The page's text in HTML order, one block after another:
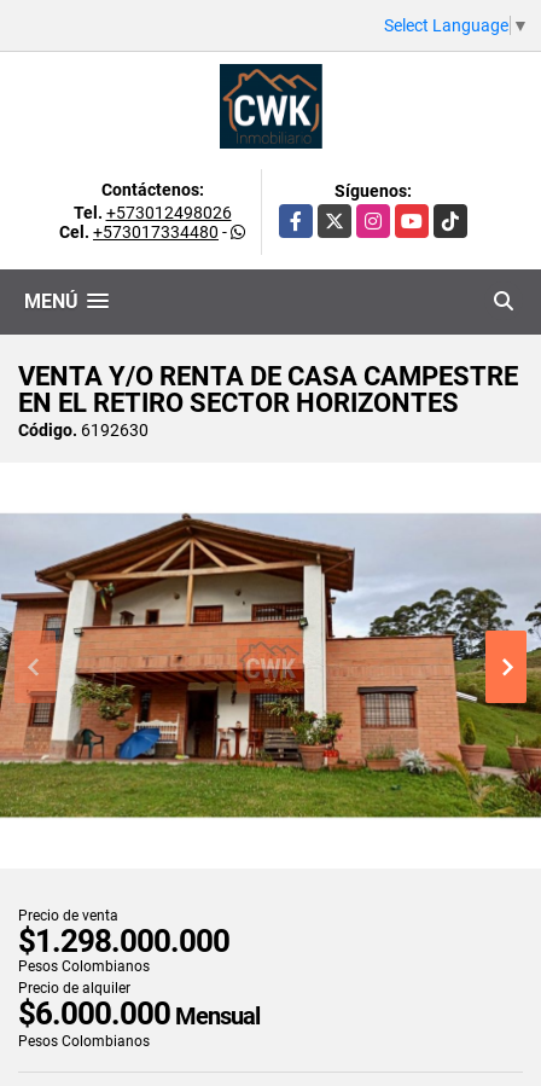
Select Language ▼
Contáctenos:
Tel. +573012498026
Cel. +573017334480 -
Síguenos:
Facebook
X InstagramYouTubeTikTok
MENÚ
VENTA Y/O RENTA DE CASA CAMPESTRE
EN EL RETIRO SECTOR HORIZONTES
Código. 6192630
Precio de venta
$1.298.000.000
Pesos Colombianos
Precio de alquiler
$6.000.000 Mensual
Pesos Colombianos